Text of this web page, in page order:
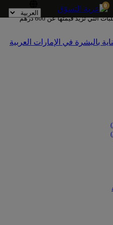
شحن مجاني داخل الإمارات العربية المتحدة للطلبات التي تزيد قيمتها عن 250
درهمًا إماراتيًا. شحن مجاني عالميًا للطلبات التي تزيد قيمتها عن 600 درهم
0